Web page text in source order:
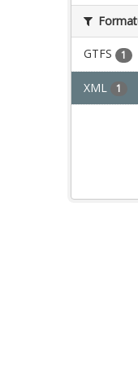
GTFS 1
XML 1